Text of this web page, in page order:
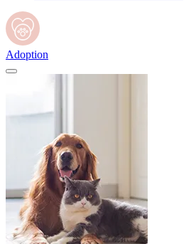
Adoption